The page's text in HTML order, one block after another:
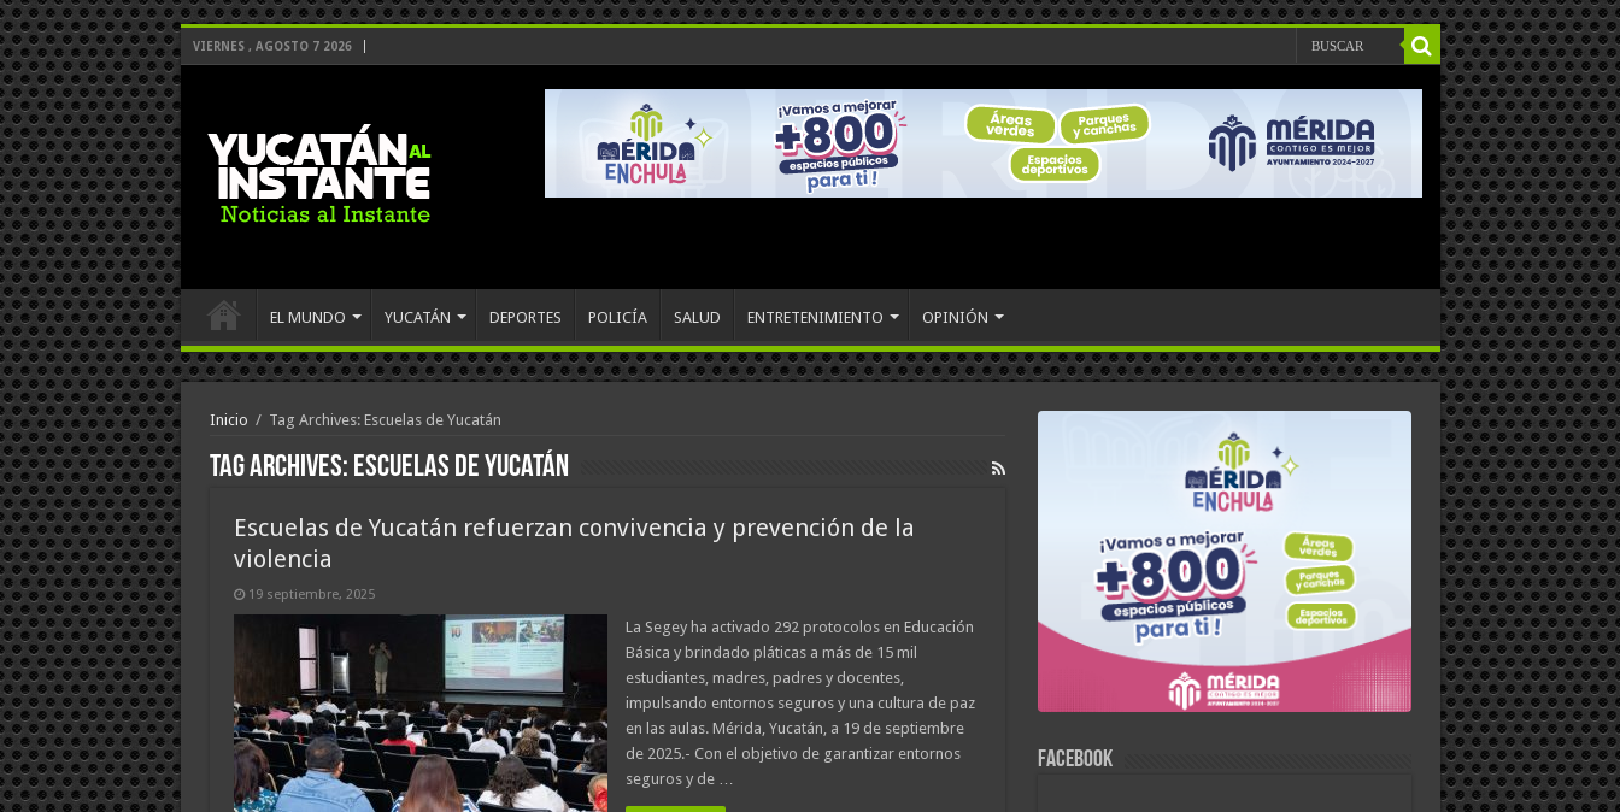
VIERNES , AGOSTO 7 2026
EL MUNDO YUCATÁN DEPORTES POLICÍA SALUD ENTRETENIMIENTO OPINIÓN
Inicio / Tag Archives: Escuelas de Yucatán
Tag Archives: Escuelas de Yucatán
Escuelas de Yucatán refuerzan convivencia y prevención de la
violencia
19 septiembre, 2025
La Segey ha activado 292 protocolos en Educación
Básica y brindado pláticas a más de 15 mil
estudiantes, madres, padres y docentes,
impulsando entornos seguros y una cultura de paz
en las aulas. Mérida, Yucatán, a 19 de septiembre
de 2025.- Con el objetivo de garantizar entornos
seguros y de …
FACEBOOK